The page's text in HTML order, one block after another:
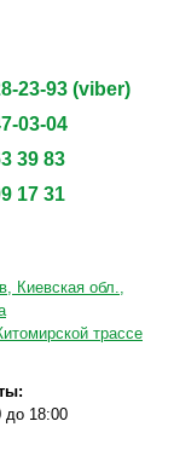
23-93 (viber)
03-04
39 83
17 31
Киевская обл.,
трассе
до 18:00